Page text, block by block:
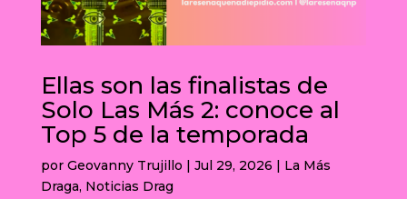
Ellas son las finalistas de
Solo Las Más 2: conoce al
Top 5 de la temporada
por Geovanny Trujillo | Jul 29, 2026 | La Más
Draga, Noticias Drag